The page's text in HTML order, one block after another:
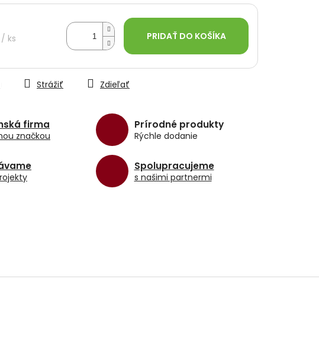
/ ks
PRIDAŤ DO KOŠÍKA
firma
značkou
Prírodné produkty
Rýchle dodanie
Spolupracujeme
s našimi partnermi
Strážiť Zdieľať